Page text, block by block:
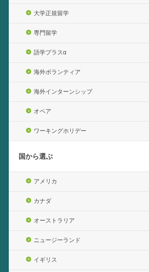
大学正規留学
専門留学
語学プラスα
海外ボランティア
海外インターンシップ
オペア
ワーキングホリデー
国から選ぶ
アメリカ
カナダ
オーストラリア
ニュージーランド
イギリス